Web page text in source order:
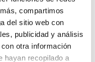
compartimos
del sitio web con
publicidad y análisis
otra información
hayan recopilado a